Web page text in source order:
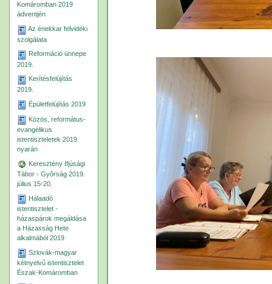
Komáromban 2019
ádventjén
Az énekkar felvidéki
szolgálata
Reformáció ünnepe
2019.
Kerítésfelújítás
2019.
Épületfelújítás 2019
Közös, református-
evangélikus
istentiszteletek 2019.
nyarán
Keresztény Ifjúsági
Tábor - Győrság 2019.
július 15-20.
Hálaadó
istentisztelet -
házaspárok megáldása
a Házasság Hete
alkalmából 2019
Szlovák-magyar
kétnyelvű istentisztelet
Észak-Komáromban